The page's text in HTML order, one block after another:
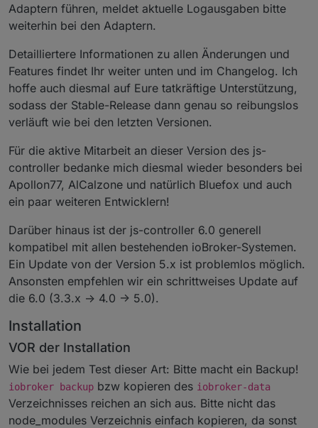
Adaptern führen, meldet aktuelle Logausgaben bitte
weiterhin bei den Adaptern.
Detailliertere Informationen zu allen Änderungen und
Features findet Ihr weiter unten und im Changelog. Ich
hoffe auch diesmal auf Eure tatkräftige Unterstützung,
sodass der Stable-Release dann genau so reibungslos
verläuft wie bei den letzten Versionen.
Für die aktive Mitarbeit an dieser Version des js-
controller bedanke mich diesmal wieder besonders bei
Apollon77, AlCalzone und natürlich Bluefox und auch
ein paar weiteren Entwicklern!
Darüber hinaus ist der js-controller 6.0 generell
kompatibel mit allen bestehenden ioBroker-Systemen.
Ein Update von der Version 5.x ist problemlos möglich.
Ansonsten empfehlen wir ein schrittweises Update auf
die 6.0 (3.3.x -> 4.0 -> 5.0).
Installation
VOR der Installation
Wie bei jedem Test dieser Art: Bitte macht ein Backup!
iobroker backup bzw kopieren des iobroker-data
Verzeichnisses reichen an sich aus. Bitte nicht das
node_modules Verzeichnis einfach kopieren, da sonst